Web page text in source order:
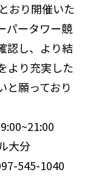
おり開催いた
パータワー競
認し、より結
より充実した
と願っており
大分
545-1040